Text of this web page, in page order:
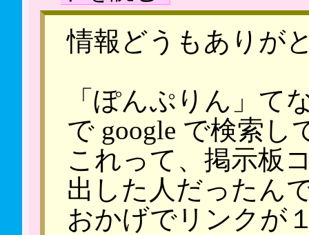
情報どうもありが
「ぽんぷりん」て
で google で検索し
これって、掲示板
出した人だったん
おかげでリンクが